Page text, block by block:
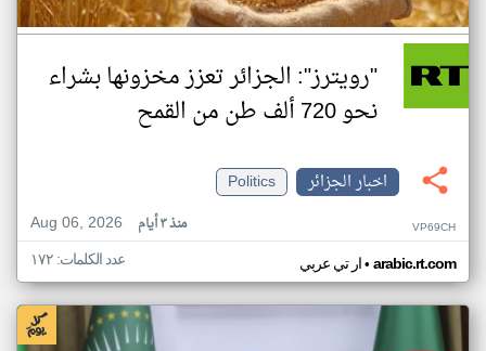
"رويترز": الجزائر تعزز مخزونها بشراء
نحو 720 ألف طن من القمح
اخبار الجزائر
Politics
Aug 06, 2026
منذ ٣ أيام VP69CH
ار تي عربي• arabic.rt.com عدد الكلمات: ١٧٢